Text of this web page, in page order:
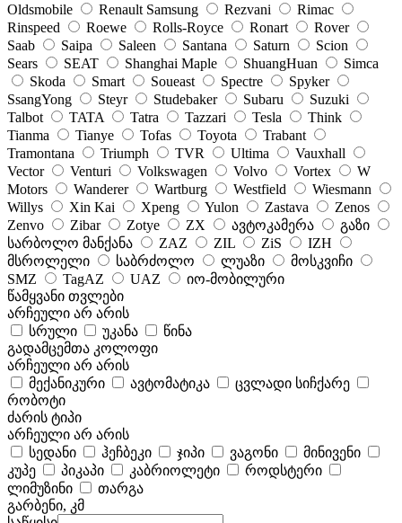
Oldsmobile
Renault Samsung Rezvani
Rimac
Rinspeed
Roewe Rolls-Royce Ronart
Rover
Saab
Saipa Saleen Santana Saturn
Scion
Sears
SEAT Shanghai Maple ShuangHuan
Simca
Skoda
Smart Soueast Spectre
Spyker
SsangYong
Steyr Studebaker Subaru
Suzuki
Talbot
TATA Tatra Tazzari Tesla
Think
Tianma
Tianye Tofas Toyota
Trabant
Tramontana
Triumph TVR Ultima
Vauxhall
Vector
Venturi Volkswagen Volvo Vortex
W
Motors
Wanderer Wartburg Westfield
Wiesmann
Willys
Xin Kai Xpeng Yulon Zastava
Zenos
Zenvo
Zibar Zotye ZX ავტოკამერა
გაზი
სარბოლო მანქანა
ZAZ ZIL ZiS
IZH
მსროლელი
საბრძოლო ლუაზი
მოსკვიჩი
SMZ
TagAZ UAZ
იო-მობილური
წამყვანი თვლები
არჩეული არ არის
სრული
უკანა
წინა
გადამცემთა კოლოფი
არჩეული არ არის
მექანიკური
ავტომატიკა
ცვლადი სიჩქარე
რობოტი
ძარის ტიპი
არჩეული არ არის
სედანი
ჰეჩბეკი ჯიპი ვაგონი
მინივენი
კუპე
პიკაპი კაბრიოლეტი
როდსტერი
ლიმუზინი
თარგა
გარბენი, კმ